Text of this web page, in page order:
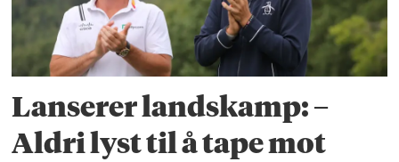
Lanserer landskamp: –
Aldri lyst til å tape mot